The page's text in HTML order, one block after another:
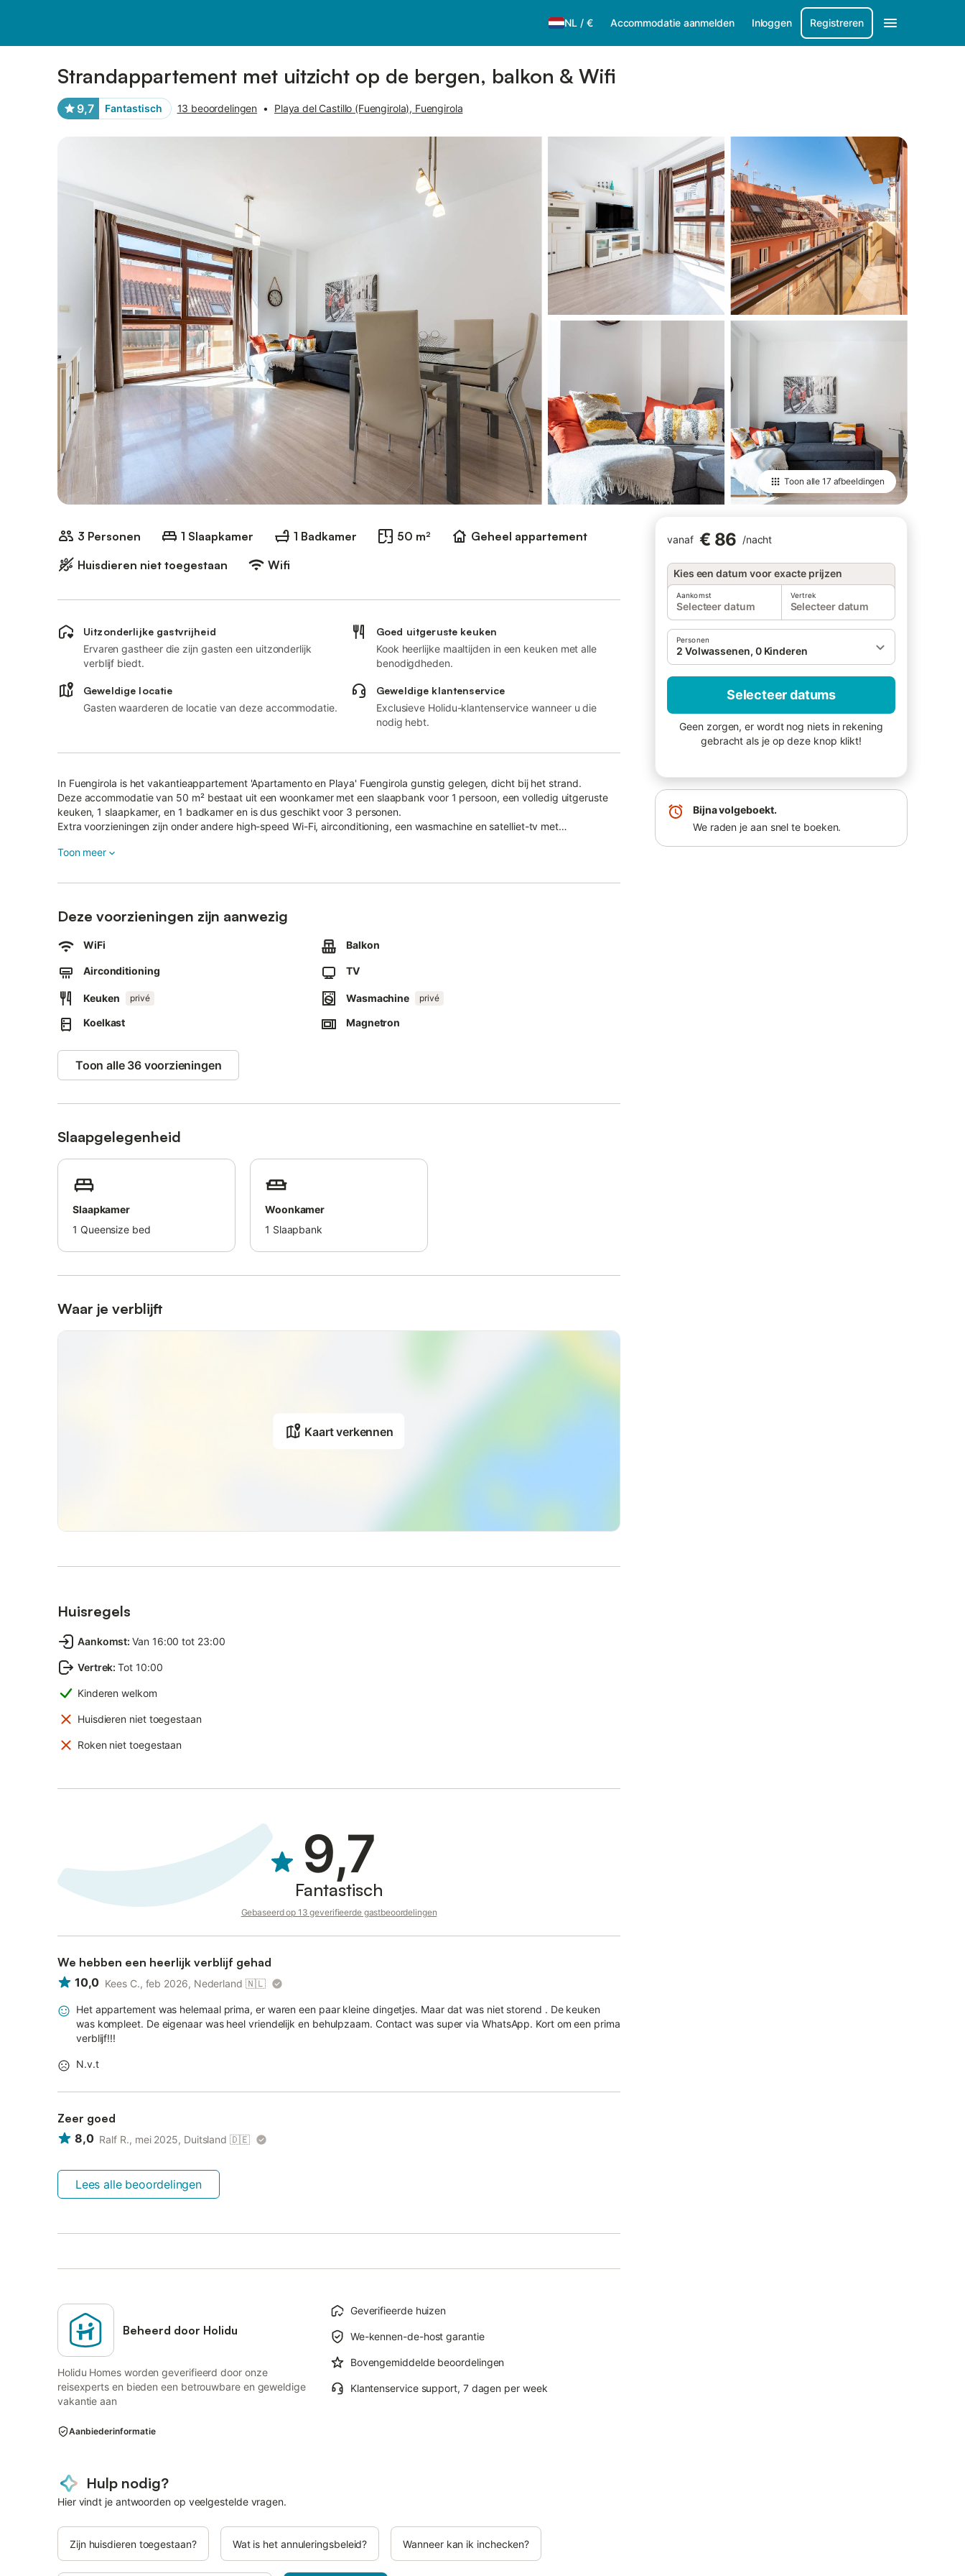
NL / € Accommodatie aanmelden Inloggen Registreren
Strandappartement met uitzicht op de bergen, balkon & Wifi
9,7 Fantastisch 13 beoordelingen • Playa del Castillo (Fuengirola), Fuengirola
Toon alle 17 afbeeldingen
3 Personen 1 Slaapkamer 1 Badkamer 50 m²
Geheel appartement
Huisdieren niet toegestaan
Wifi
vanaf € 86 /nacht
Kies een datum voor exacte prijzen
Aankomst
Selecteer datum
Vertrek
Selecteer datum
Personen
2 Volwassenen, 0 Kinderen
Selecteer datums
Geen zorgen, er wordt nog niets in rekening
gebracht als je op deze knop klikt!
Bijna volgeboekt.
We raden je aan snel te boeken.
Uitzonderlijke gastvrijheid
Ervaren gastheer die zijn gasten een uitzonderlijk
verblijf biedt.
Goed uitgeruste keuken
Kook heerlijke maaltijden in een keuken met alle
benodigdheden.
Geweldige locatie
Gasten waarderen de locatie van deze accommodatie.
Geweldige klantenservice
Exclusieve Holidu-klantenservice wanneer u die
nodig hebt.
In Fuengirola is het vakantieappartement 'Apartamento en Playa' Fuengirola gunstig gelegen, dicht bij het strand.
Deze accommodatie van 50 m² bestaat uit een woonkamer met een slaapbank voor 1 persoon, een volledig uitgeruste
keuken, 1 slaapkamer, en 1 badkamer en is dus geschikt voor 3 personen.
Extra voorzieningen zijn onder andere high-speed Wi-Fi, airconditioning, een wasmachine en satelliet-tv met
Een babybedje en een kinderstoel zijn ook beschikbaar.
Geniet van het ontspannende uitzicht op de bergen terwijl u een gezonde maaltijd voor uw geliefden bereidt!
WiFi is geschikt voor videogesprekken.
Laat inchecken (na 23.00 uur) is mogelijk tegen een vergoeding.
Een lift is beschikbaar in het gebouw.
Strand-/zwembadhanddoeken zijn aanwezig.
Toon meer
Deze voorzieningen zijn aanwezig
WiFi Balkon
Airconditioning TV
Keuken privé Wasmachine privé
Koelkast Magnetron
Toon alle 36 voorzieningen
Slaapgelegenheid
Slaapkamer
1 Queensize bed
Woonkamer
1 Slaapbank
Waar je verblijft
Kaart verkennen
Huisregels
Aankomst: Van 16:00 tot 23:00
Vertrek: Tot 10:00
Kinderen welkom
Huisdieren niet toegestaan
Roken niet toegestaan
9,7
Fantastisch
Gebaseerd op 13 geverifieerde gastbeoordelingen
We hebben een heerlijk verblijf gehad
10,0 Kees C., feb 2026, Nederland 🇳🇱
Het appartement was helemaal prima, er waren een paar kleine dingetjes. Maar dat was niet storend . De keuken
was kompleet. De eigenaar was heel vriendelijk en behulpzaam. Contact was super via WhatsApp. Kort om een prima
verblijf!!!
N.v.t
Zeer goed
8,0 Ralf R., mei 2025, Duitsland 🇩🇪
Lees alle beoordelingen
Beheerd door Holidu
Holidu Homes worden geverifieerd door onze
reisexperts en bieden een betrouwbare en geweldige
vakantie aan
Geverifieerde huizen
We-kennen-de-host garantie
Bovengemiddelde beoordelingen
Klantenservice support, 7 dagen per week
Aanbiederinformatie
Hulp nodig?
Hier vindt je antwoorden op veelgestelde vragen.
Zijn huisdieren toegestaan? Wat is het annuleringsbeleid? Wanneer kan ik inchecken?